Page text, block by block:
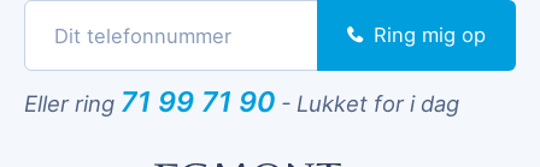
Ring mig op
Eller ring 71 99 71 90 - Lukket for i dag